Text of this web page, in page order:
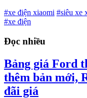
#xe điện xiaomi #siêu xe
#xe điện
Đọc nhiều
Bảng giá Ford
thêm bản mới,
đãi giá